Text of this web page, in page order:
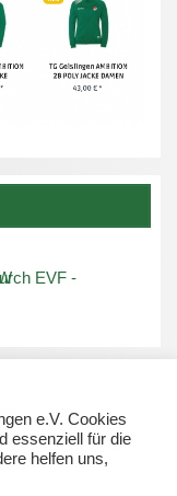
e.V. Cookies
essenziell für die
helfen uns,